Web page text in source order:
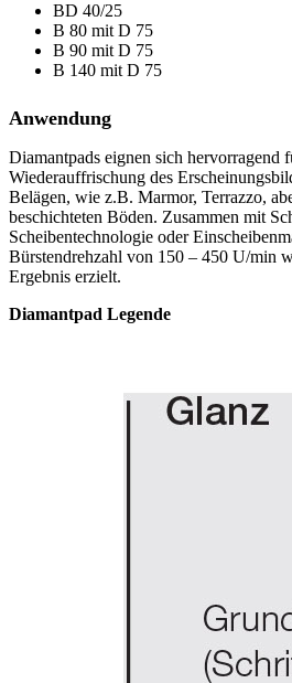
BD 40/25
B 80 mit D 75
B 90 mit D 75
B 140 mit D 75
Anwendung
Diamantpads eignen sich hervorragend
Wiederauffrischung des
Belägen, wie z.B. Marmor, Terrazzo,
beschichteten Böden. Zusammen mit
Scheibentechnologie oder
Bürstendrehzahl von 150 – 450 U/min
Ergebnis erzielt.
Diamantpad Legende